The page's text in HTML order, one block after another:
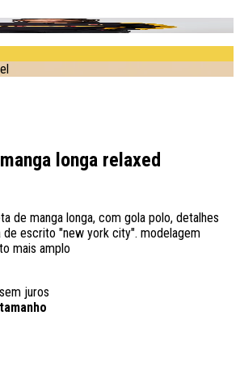
longa relaxed
de manga longa, com gola polo, detalhes
de escrito "new york city". modelagem
mais amplo
sem juros